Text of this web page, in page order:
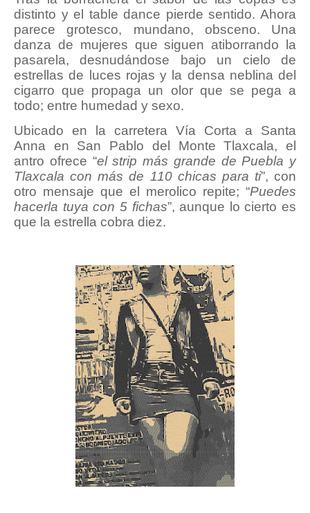
distinto y el table dance pierde sentido. Ahora
parece grotesco, mundano, obsceno. Una
danza de mujeres que siguen atiborrando la
pasarela, desnudándose bajo un cielo de
estrellas de luces rojas y la densa neblina del
cigarro que propaga un olor que se pega a
todo; entre humedad y sexo.
Ubicado en la carretera Vía Corta a Santa
Anna en San Pablo del Monte Tlaxcala, el
antro ofrece “el strip más grande de Puebla y
Tlaxcala con más de 110 chicas para ti”, con
otro mensaje que el merolico repite; “Puedes
hacerla tuya con 5 fichas”, aunque lo cierto es
que la estrella cobra diez.